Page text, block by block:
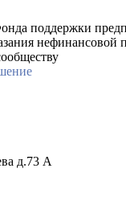
поддержки
нефинансовой
д.73 A